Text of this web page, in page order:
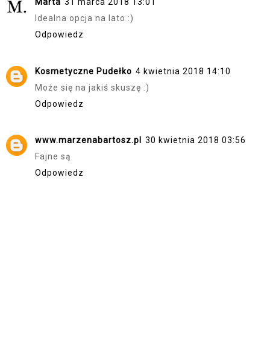
Marta 31 marca 2018 13:01
Idealna opcja na lato :)
Odpowiedz
Kosmetyczne Pudełko 4 kwietnia 2018 14:10
Może się na jakiś skuszę :)
Odpowiedz
www.marzenabartosz.pl
30 kwietnia 2018 03:56
Fajne są
Odpowiedz